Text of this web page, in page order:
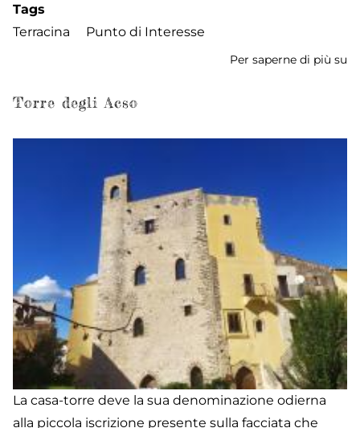
Tags
Terracina
Punto di Interesse
Per saperne di più su
Torre degli Acso
La casa-torre deve la sua denominazione odierna
alla piccola iscrizione presente sulla facciata che